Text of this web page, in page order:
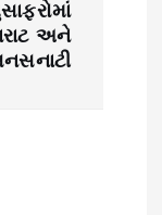
અને